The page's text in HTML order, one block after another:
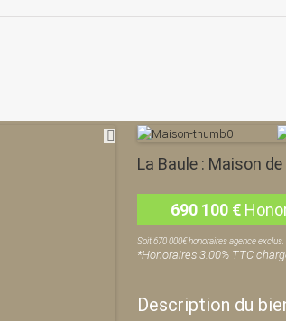
La Baule : Maison
690 100 €
Soit 670 000€ honoraires agence exclus.
*Honoraires 3.00% TTC
Description du